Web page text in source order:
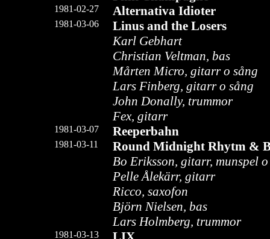
1981-02-27 Alternativa Idioter
1981-03-06
Linus and the Losers
Karl Gebhart
Christian Veltman, bas
Mårten Micro, gitarr o sång
Lars Finberg, gitarr o sång
John Donally, trummor
Fex, gitarr
1981-03-07 Reeperbahn
1981-03-11
Round Midnight Rhytm &
Bo Eriksson, gitarr, munspel
Pelle Ålekärr, gitarr
Ricco, saxofon
Björn Nielsen, bas
Lars Holmberg, trummor
1981-03-13